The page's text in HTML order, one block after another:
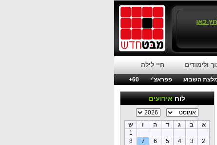
כאן
ולימודים חיי לילה
השבוע פפראצ'י
60+
לוחאירועים
א ב ג ד ה ו
ש
1
2
3
4
5
6
7
8